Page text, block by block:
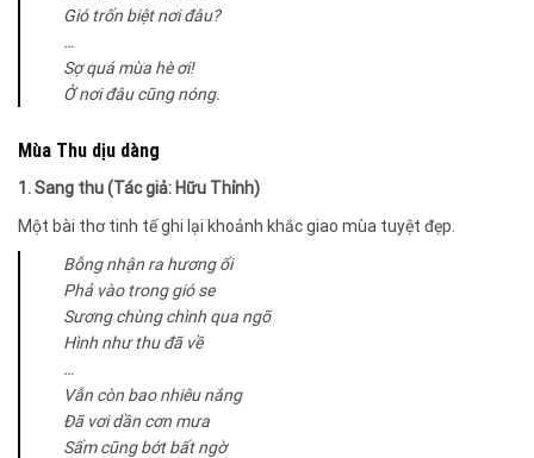
Gió trốn biệt nơi đâu?
…
Sợ quá mùa hè ơi!
Ở nơi đâu cũng nóng.
Mùa Thu dịu dàng
1. Sang thu (Tác giả: Hữu Thỉnh)
Một bài thơ tinh tế ghi lại khoảnh khắc giao mùa tuyệt đẹp.
Bỗng nhận ra hương ổi
Phả vào trong gió se
Sương chùng chình qua ngõ
Hình như thu đã về
…
Vẫn còn bao nhiêu nắng
Đã vơi dần cơn mưa
Sấm cũng bớt bất ngờ